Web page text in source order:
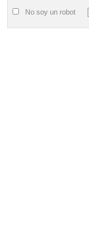
No soy un robot